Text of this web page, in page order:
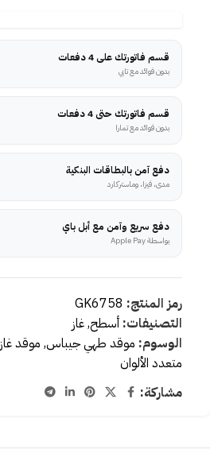
قسم فاتورتك على 4 دفعات
بدون فوائد مع تابي
قسم فاتورتك حتى 4 دفعات
بدون فوائد مع تمارا
دفع آمن بالبطاقات البنكية
مدى، فيزا، وماستركارد
دفع سريع وآمن مع أبل باي
بواسطة Apple Pay
رمز المنتج: GK6758
التصنيفات: أسطح,غاز
الوسوم: موقد طهي جيباس, موقد غاز 2 شعلة
متعدد الألوان
مشاركة: